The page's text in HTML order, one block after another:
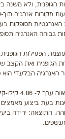
הגופנית, ולא משנה
מקורות אנרגיה תוך-
האנרגטיות מסופקות
גבוהה האנרגיה
הפעילות
הגופנית ואת הקצב
שליטר
בעת ביצוע מאמצים
התוצאה: ירידה